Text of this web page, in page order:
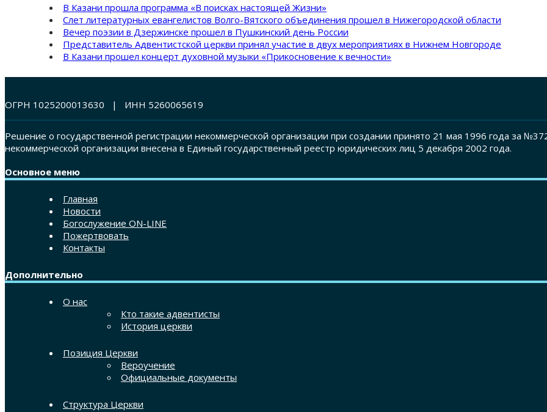
В Казани прошла программа «В поисках настоящей Жизни»
Слет литературных евангелистов Волго-Вятского объединения прошел в Нижегородской области
Вечер поэзии в Дзержинске прошел в Пушкинский день России
Представитель Адвентистской церкви принял участие в двух мероприятиях в Нижнем Новгороде
В Казани прошел концерт духовной музыки «Прикосновение к вечности»
ОГРН 1025200013630 | ИНН 5260065619
Решение о государственной регистрации некоммерческой организации при создании принято 21 мая 1996 года за
некоммерческой организации внесена в Единый государственный реестр юридических лиц 5 декабря 2002 года.
Основное меню
Главная
Новости
Богослужение ON-LINE
Пожертвовать
Контакты
Дополнительно
О нас
Кто такие адвентисты
История церкви
Позиция Церкви
Вероучение
Официальные документы
Структура Церкви